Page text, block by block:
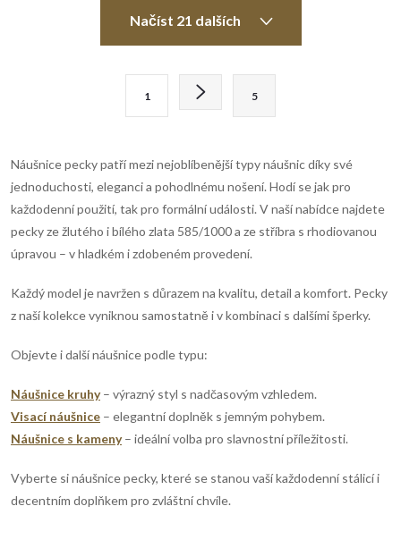
d
a
c
í
p
v
k
y
v
ý
Načíst 21 dalších
á
n
k
o
v
á
n
1 5
Náušnice pecky patří mezi nejoblíbenější typy náušnic díky své
jednoduchosti, eleganci a pohodlnému nošení. Hodí se jak pro
každodenní použití, tak pro formální události. V naší nabídce najdete
pecky ze žlutého i bílého zlata 585/1000 a ze stříbra s rhodiovanou
úpravou – v hladkém i zdobeném provedení.
Každý model je navržen s důrazem na kvalitu, detail a komfort. Pecky
z naší kolekce vyniknou samostatně i v kombinaci s dalšími šperky.
Objevte i další náušnice podle typu:
Náušnice kruhy– výrazný styl s nadčasovým vzhledem.
Visací náušnice – elegantní doplněk s jemným pohybem.
Náušnice s kameny– ideální volba pro slavnostní příležitosti.
Vyberte si náušnice pecky, které se stanou vaší každodenní stálicí i
decentním doplňkem pro zvláštní chvíle.